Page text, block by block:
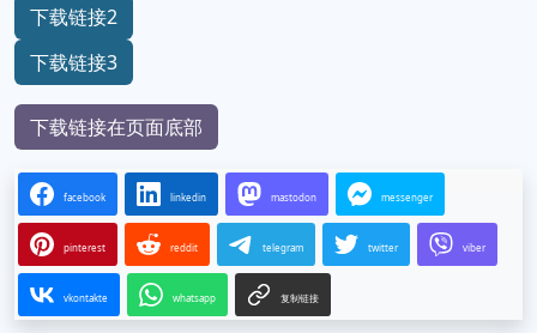
下载链接2
下载链接3
下载链接在页面底部
facebook linkedin mastodon messenger
pinterest reddit telegram twitter viber
vkontakte whatsapp 复制链接